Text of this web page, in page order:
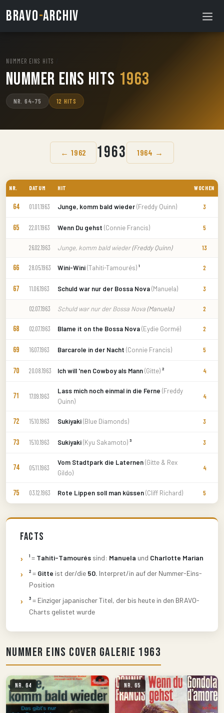
BRAVO-ARCHIV
NUMMER EINS HITS
Nummer Eins Hits 1963
NR. 64–75 12 HITS
← 1962 1963 1964 →
NR. DATUM HIT WOCHEN
64 01.01.1963 Junge, komm bald wieder(Freddy Quinn) 3
65 22.01.1963 Wenn Du gehst (Connie Francis) 5
26.02.1963 Junge, komm bald wieder(Freddy Quinn) 13
66 28.05.1963 Wini-Wini(Tahiti-Tamourés)¹ 2
67 11.06.1963 Schuld war nur der Bossa Nova(Manuela) 3
02.07.1963 Schuld war nur der Bossa Nova(Manuela) 2
68 02.07.1963 Blame it on the Bossa Nova(Eydie Gormé) 2
69 16.07.1963 Barcarole in der Nacht (Connie Francis) 5
70 20.08.1963 Ich will 'nen Cowboy als Mann(Gitte)² 4
71 17.09.1963
Lass mich noch einmal in die Ferne (Freddy
Quinn)
4
72 15.10.1963 Sukiyaki(Blue Diamonds) 3
73 15.10.1963 Sukiyaki(Kyu Sakamoto)³ 3
74 05.11.1963
Vom Stadtpark die Laternen(Gitte & Rex
Gildo)
4
75 03.12.1963 Rote Lippen soll man küssen(Cliff Richard) 5
Facts
¹= Tahiti-Tamourés sind: Manuela und Charlotte Marian
²= Gitte ist der/die 50. Interpret/in auf der Nummer-Eins-
Position
³= Einziger japanischer Titel, der bis heute in den BRAVO-
Charts gelistet wurde
Nummer Eins Cover Galerie 1963
Nr. 64 Nr. 65